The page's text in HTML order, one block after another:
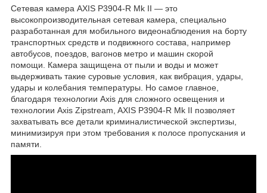
Сетевая камера AXIS P3904-R Mk II — это
высокопроизводительная сетевая камера, специально
разработанная для мобильного видеонаблюдения на борту
транспортных средств и подвижного состава, например
автобусов, поездов, вагонов метро и машин скорой
помощи. Камера защищена от пыли и воды и может
выдерживать такие суровые условия, как вибрация, удары,
удары и колебания температуры. Но самое главное,
благодаря технологии Axis для сложного освещения и
технологии Axis Zipstream, AXIS P3904-R Mk II позволяет
захватывать все детали криминалистической экспертизы,
минимизируя при этом требования к полосе пропускания и
памяти.